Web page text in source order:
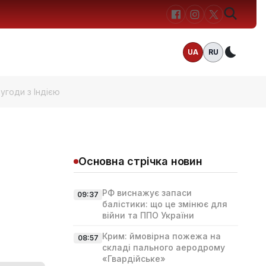
UA RU
з Індією
Основна стрічка новин
09:37 РФ виснажує запаси
балістики: що це змінює для
війни та ППО України
08:57 Крим: ймовірна пожежа на
складі пального аеродрому
«Гвардійське»